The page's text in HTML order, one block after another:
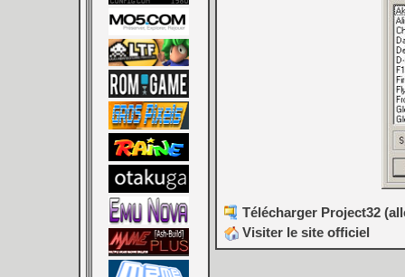
Télécharger Project32
Visiter le site officiel